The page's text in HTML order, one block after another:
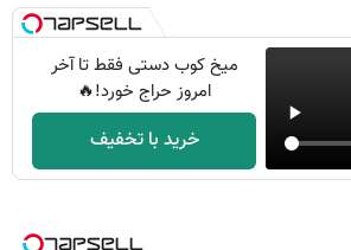
میخ کوب دستی فقط تا آخر
امروز حراج خورد!🔥
خرید با تخفیف